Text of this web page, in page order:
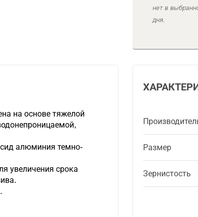
нет в
дня.
Размер
Зернистость
на основе тяжелой
алюминия темно-
увеличения срока